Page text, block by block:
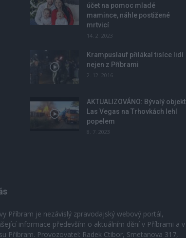
účet na pomoc mladé
mamince, náhle postižené
mrtvicí
14. 2. 2023
Krampuslauf přilákal tisíce lidí
nejen z Příbrami
2. 12. 2016
AKTUALIZOVÁNO: Bývalý objekt
Las Vegas na Trhovkách lehl
popelem
8. 7. 2023
Příbram je nezávislý zpravodajský webový portál,
informace především o aktuálním dění v Příbrami a v
Příbram. Provozovatel: Radek Ctibor, Smetanova 317,